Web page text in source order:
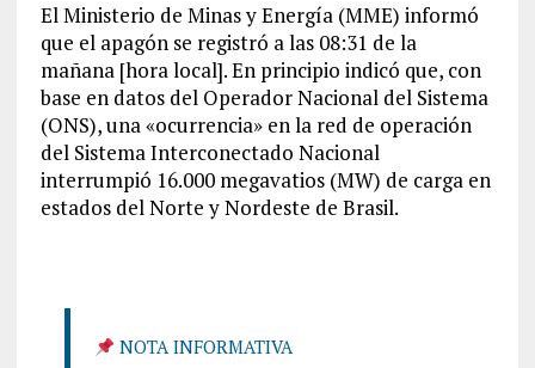
El Ministerio de Minas y Energía (MME) informó
que el apagón se registró a las 08:31 de la
mañana [hora local]. En principio indicó que, con
base en datos del Operador Nacional del Sistema
(ONS), una «ocurrencia» en la red de operación
del Sistema Interconectado Nacional
interrumpió 16.000 megavatios (MW) de carga en
estados del Norte y Nordeste de Brasil.
NOTA INFORMATIVA